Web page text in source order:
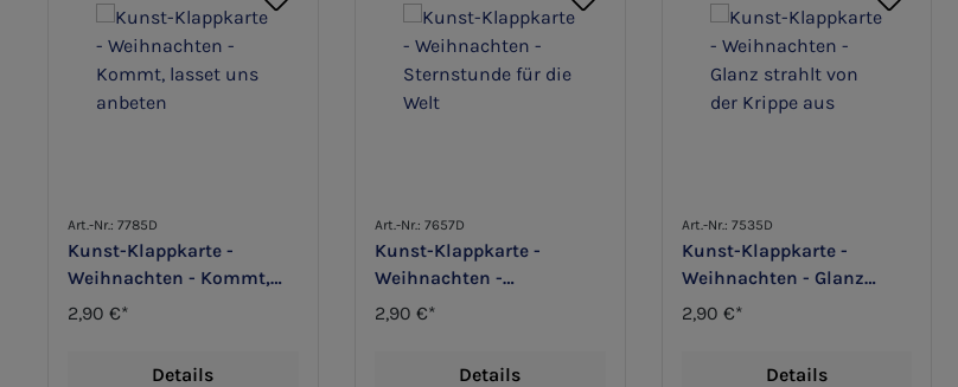
Art.-Nr.: 7785D
Kunst-Klappkarte -
Weihnachten - Kommt,
lasset uns anbeten
2,90 €*
Details
Art.-Nr.: 7657D
Kunst-Klappkarte -
Weihnachten -
Sternstunde für die Welt
2,90 €*
Details
Art.-Nr.: 7535D
Kunst-Klappkarte -
Weihnachten - Glanz
strahlt von der Krippe aus
2,90 €*
Details